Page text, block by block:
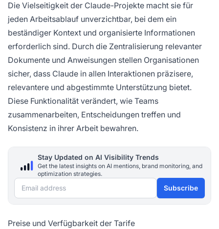
Die Vielseitigkeit der Claude-Projekte macht sie für
jeden Arbeitsablauf unverzichtbar, bei dem ein
beständiger Kontext und organisierte Informationen
erforderlich sind. Durch die Zentralisierung relevanter
Dokumente und Anweisungen stellen Organisationen
sicher, dass Claude in allen Interaktionen präzisere,
relevantere und abgestimmte Unterstützung bietet.
Diese Funktionalität verändert, wie Teams
zusammenarbeiten, Entscheidungen treffen und
Konsistenz in ihrer Arbeit bewahren.
Stay Updated on AI Visibility Trends
Get the latest insights on AI mentions, brand monitoring, and
optimization strategies.
Email address Subscribe
Preise und Verfügbarkeit der Tarife